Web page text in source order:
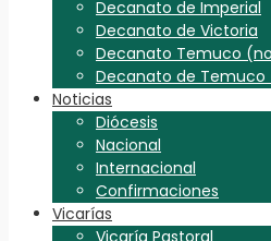
Decanato de Imperial
Decanato de Victoria
Decanato Temuco
Decanato de Temuco
Noticias
Diócesis
Nacional
Internacional
Confirmaciones
Vicarías
Vicaría Pastoral